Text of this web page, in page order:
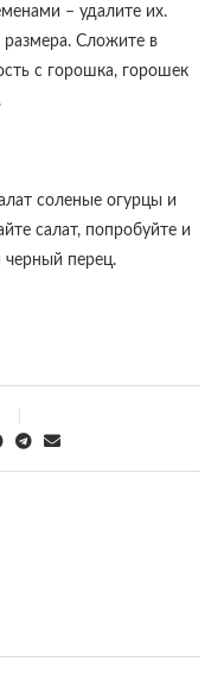
– удалите их.
размера. Сложите в
с горошка, горошек
соленые огурцы и
салат, попробуйте и
черный перец.